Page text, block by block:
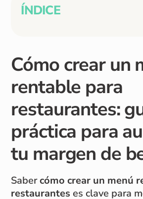
ÍNDICE
Cómo crear un
rentable para
restaurantes:
práctica para
tu margen de
Sabercómo crear un menú
restaurantes es clave para